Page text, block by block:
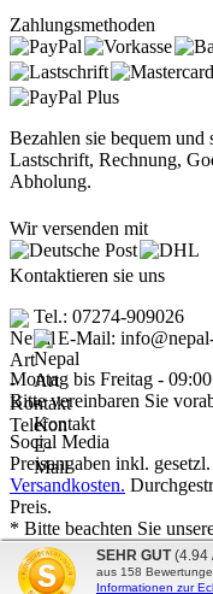
Zahlungsmethoden
Bezahlen sie bequem und
Lastschrift, Rechnung,
Abholung.
Wir versenden mit
Kontaktieren sie uns
Tel.: 07274-909026
E-Mail:
Montag bis Freitag -
Bitte vereinbaren Sie
Social Media
Preisangaben inkl.
Versandkosten.
Preis.
* Bitte beachten Sie
Nepal Art -
© 2009-2026 by modified
SEHR GUT (4.94
aus 158
Informationen zur